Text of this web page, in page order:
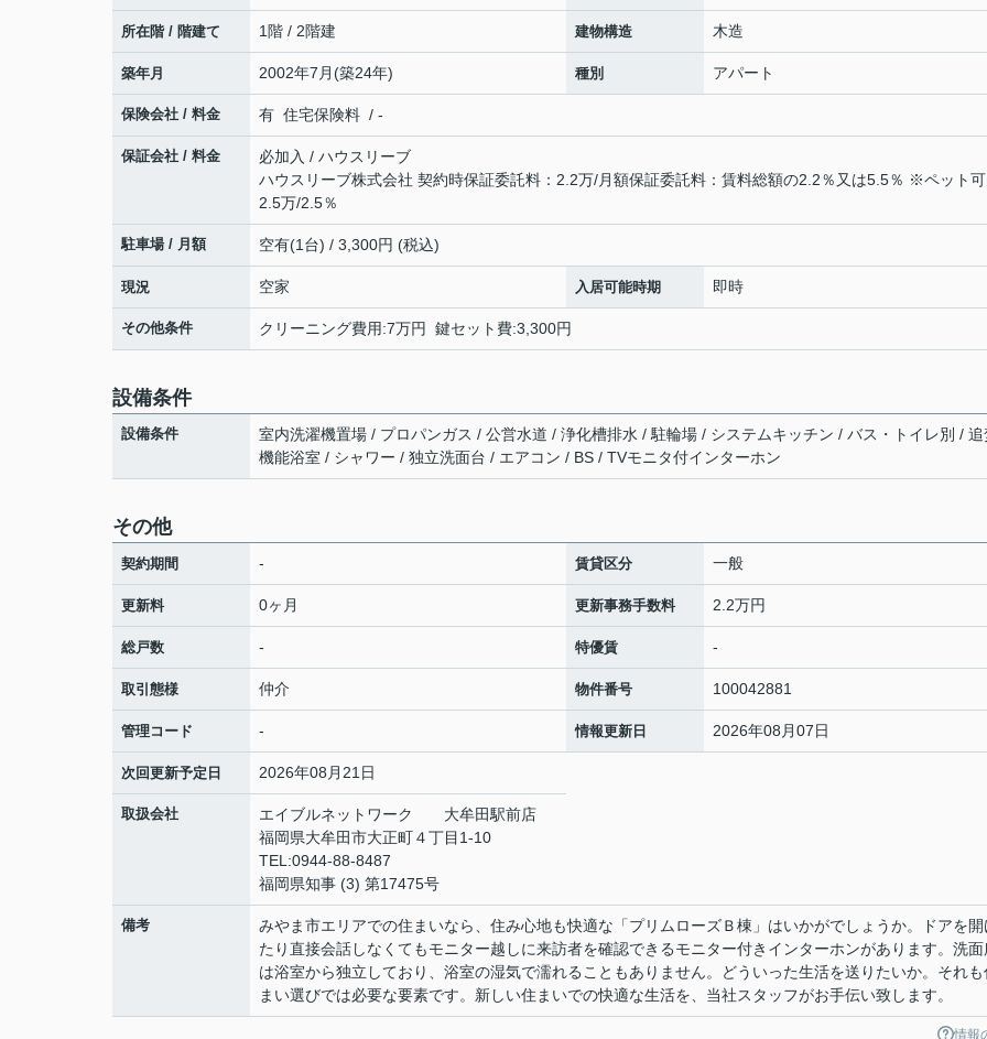
所在階 / 階建て 1階 / 2階建 建物構造 木造
築年月 2002年7月(築24年) 種別 アパート
保険会社 / 料金 有 住宅保険料 / -
保証会社 / 料金
必加入 / ハウスリーブ
ハウスリーブ株式会社 契約時保証委託料：2.2万/月額保証委託料：賃料総額の2.2％又は5.5％ ※ペット
2.5万/2.5％
駐車場 / 月額 空有(1台) / 3,300円 (税込)
現況 空家 入居可能時期 即時
その他条件 クリーニング費用:7万円 鍵セット費:3,300円
設備条件
設備条件
室内洗濯機置場 / プロパンガス / 公営水道 / 浄化槽排水 / 駐輪場 / システムキッチン / バス・トイレ別 / 追
機能浴室 / シャワー / 独立洗面台 / エアコン / BS / TVモニタ付インターホン
その他
契約期間 - 賃貸区分 一般
更新料 0ヶ月 更新事務手数料 2.2万円
総戸数 - 特優賃 -
取引態様 仲介 物件番号 100042881
管理コード - 情報更新日 2026年08月07日
次回更新予定日 2026年08月21日
取扱会社
エイブルネットワーク 大牟田駅前店
福岡県大牟田市大正町４丁目1-10
TEL:0944-88-8487
福岡県知事 (3) 第17475号
備考
みやま市エリアでの住まいなら、住み心地も快適な「プリムローズＢ棟」はいかがでしょうか。ドアを開
たり直接会話しなくてもモニター越しに来訪者を確認できるモニター付きインターホンがあります。洗面
は浴室から独立しており、浴室の湿気で濡れることもありません。どういった生活を送りたいか。それも
まい選びでは必要な要素です。新しい住まいでの快適な生活を、当社スタッフがお手伝い致します。
情報